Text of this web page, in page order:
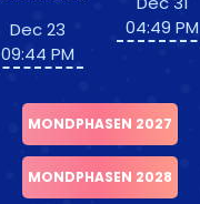
Dec 23
09:44 PM
04:49 PM
MONDPHASEN 2027
MONDPHASEN 2028